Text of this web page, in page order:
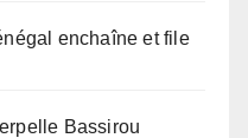
enchaîne et file
Bassirou